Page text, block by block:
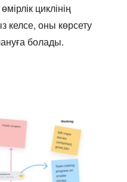
циклінің
оны көрсету
болады.